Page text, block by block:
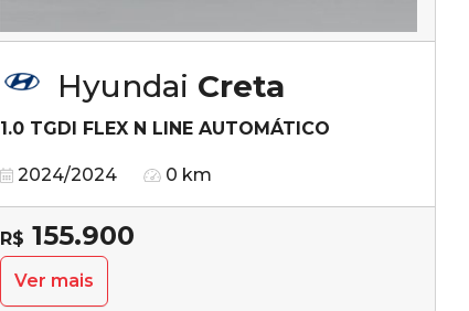
Hyundai Creta
1.0 TGDI FLEX N LINE AUTOMÁTICO
2024/2024 0 km
R$ 155.900
Ver mais